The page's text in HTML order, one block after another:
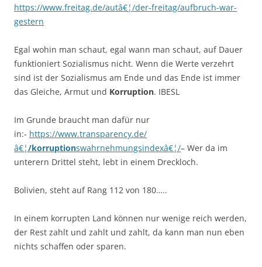
https://www.freitag.de/autâ€¦/der-freitag/aufbruch-war-
gestern
Egal wohin man schaut, egal wann man schaut, auf Dauer
funktioniert Sozialismus nicht. Wenn die Werte verzehrt
sind ist der Sozialismus am Ende und das Ende ist immer
das Gleiche, Armut und Korruption. IBESL
Im Grunde braucht man dafür nur
in:- https://www.transparency.de/
â€¦/korruptionswahrnehmungsindexâ€¦/– Wer da im
unterern Drittel steht, lebt in einem Dreckloch.
Bolivien, steht auf Rang 112 von 180…..
In einem korrupten Land können nur wenige reich werden,
der Rest zahlt und zahlt und zahlt, da kann man nun eben
nichts schaffen oder sparen.